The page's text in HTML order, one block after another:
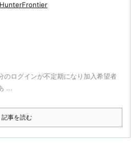
のログインが不定期になり加入希望者
...
記事を読む